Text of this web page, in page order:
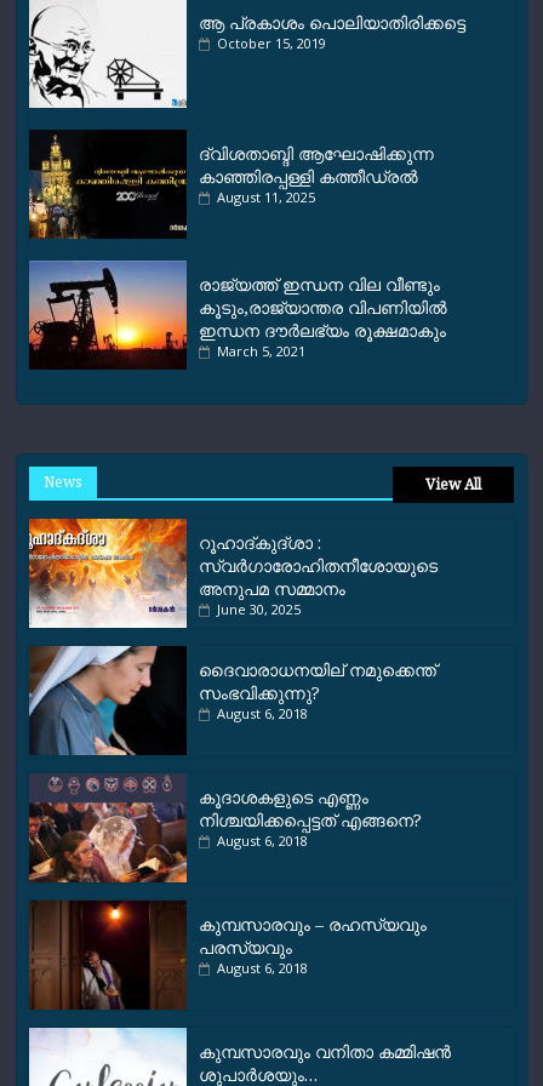
ആ പ്രകാശം പൊലിയാതിരിക്കട്ടെ
October 15, 2019
ദ്വിശതാബ്ദി ആഘോഷിക്കുന്ന
കാഞ്ഞിരപ്പള്ളി കത്തീഡ്രൽ
August 11, 2025
രാജ്യത്ത് ഇന്ധന വില വീണ്ടും
കൂടും,രാജ്യാന്തര വിപണിയിൽ
ഇന്ധന ദൗര്‍ലഭ്യം രൂക്ഷമാകും
March 5, 2021
News View All
റൂഹാദ്‌കുദ്‌ശാ :
സ്വർഗാരോഹിതനീശോയുടെ
അനുപമ സമ്മാനം
June 30, 2025
ദൈവാരാധനയില് നമുക്കെന്ത്
സംഭവിക്കുന്നു?
August 6, 2018
കൂദാശകളുടെ എണ്ണം
നിശ്ചയിക്കപ്പെട്ടത് എങ്ങനെ?
August 6, 2018
കുമ്പസാരവും – രഹസ്യവും
പരസ്യവും
August 6, 2018
കുമ്പസാരവും വനിതാ കമ്മിഷന്‍
ശുപാര്‍ശയും…